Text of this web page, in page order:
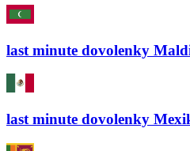
last minute dovolenky
last minute dovolenky